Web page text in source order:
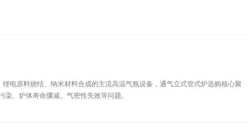
电原料烧结、纳米材料合成的主流高温气氛设备，通气立式管式炉选购核心聚
、炉体寿命骤减、气密性失效等问题。